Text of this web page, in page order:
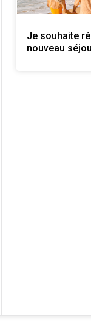
Je souhaite
nouveau